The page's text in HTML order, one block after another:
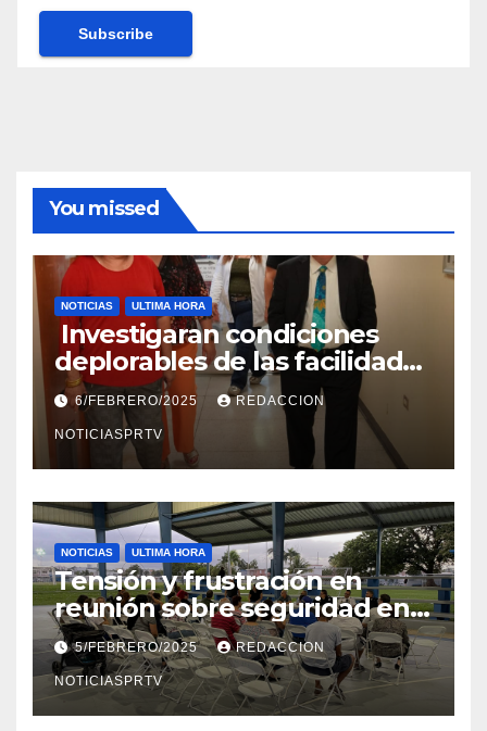
You missed
NOTICIAS ULTIMA HORA
Investigaran condiciones
deplorables de las facilidades
el Departamento de la Salud
en Mayagüez
6/FEBRERO/2025 REDACCION
NOTICIASPRTV
NOTICIAS ULTIMA HORA
Tensión y frustración en
reunión sobre seguridad en
Reparto Metropolitano
5/FEBRERO/2025 REDACCION
NOTICIASPRTV